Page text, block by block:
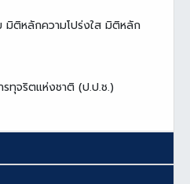
ติหลักความโปร่งใส มิติหลัก
ทุจริตแห่งชาติ (ป.ป.ช.)